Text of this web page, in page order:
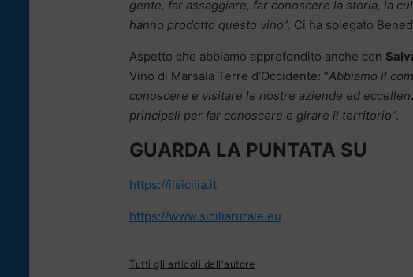
gente, far assaggiare, far conoscere la storia, la
hanno prodotto questo vino”. Ci ha spiegato
Aspetto che abbiamo approfondito anche con
Vino di Marsala Terre d’Occidente: “Abbiamo il
conoscere e visitare le nostre aziende ed
principali per far conoscere e girare il territorio”.
GUARDA LA PUNTATA SU
https://ilsicilia.it
https://www.siciliarurale.eu
Tutti gli articoli dell'autore